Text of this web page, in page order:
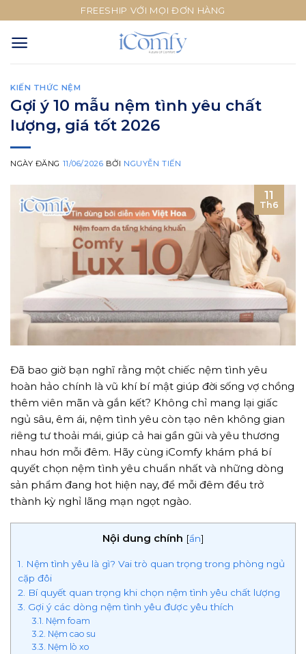
to
content
FREESHIP VỚI MỌI ĐƠN HÀNG
KIẾN THỨC NỆM
Gợi ý 10 mẫu nệm tình yêu chất
lượng, giá tốt 2026
NGÀY ĐĂNG 11/06/2026 BỞI NGUYỄN TIẾN
11
Th6
Đã bao giờ bạn nghĩ rằng một chiếc nệm tình yêu
hoàn hảo chính là vũ khí bí mật giúp đời sống vợ chồng
thêm viên mãn và gắn kết? Không chỉ mang lại giấc
ngủ sâu, êm ái, nệm tình yêu còn tạo nên không gian
riêng tư thoải mái, giúp cả hai gần gũi và yêu thương
nhau hơn mỗi đêm. Hãy cùng iComfy khám phá bí
quyết chọn nệm tình yêu chuẩn nhất và những dòng
sản phẩm đang hot hiện nay, để mỗi đêm đều trở
thành kỳ nghỉ lãng mạn ngọt ngào.
Nội dung chính [ẩn]
1. Nệm tình yêu là gì? Vai trò quan trọng trong phòng ngủ
cặp đôi
2. Bí quyết quan trọng khi chọn nệm tình yêu chất lượng
3. Gợi ý các dòng nệm tình yêu được yêu thích
3.1. Nệm foam
3.2. Nệm cao su
3.3. Nệm lò xo